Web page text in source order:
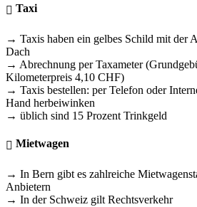
Taxi
→ Taxis haben ein gelbes Schild mit der
Dach
→ Abrechnung per Taxameter
Kilometerpreis 4,10 CHF)
→ Taxis bestellen: per Telefon oder
Hand herbeiwinken
→ üblich sind 15 Prozent Trinkgeld
Mietwagen
→ In Bern gibt es zahlreiche
Anbietern
→ In der Schweiz gilt Rechtsverkehr